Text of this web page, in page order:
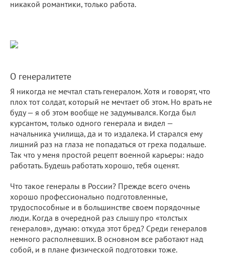
никакой романтики, только работа.
О генералитете
Я никогда не мечтал стать генералом. Хотя и говорят, что
плох тот солдат, который не мечтает об этом. Но врать не
буду — я об этом вообще не задумывался. Когда был
курсантом, только одного генерала и видел —
начальника училища, да и то издалека. И старался ему
лишний раз на глаза не попадаться от греха подальше.
Так что у меня простой рецепт военной карьеры: надо
работать. Будешь работать хорошо, тебя оценят.
Что такое генералы в России? Прежде всего очень
хорошо профессионально подготовленные,
трудоспособные и в большинстве своем порядочные
люди. Когда в очередной раз слышу про «толстых
генералов», думаю: откуда этот бред? Среди генералов
немного располневших. В основном все работают над
собой, и в плане физической подготовки тоже.